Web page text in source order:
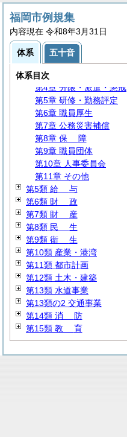
福岡市例規集
内容現在 令和8年3月31日
体系 五十音
体系目次
第2類 議会・選挙・監査
第3類 行政一般
第4類人 事
第1章定 員
第2章任用
第3章
第4章 分限・派遣・懲戒
第5章 研修・勤務評定
第6章 職員厚生
第7章 公務災害補償
第8章 保 障
第9章 職員団体
第10章 人事委員会
第11章 その他
第5類 給 与
第6類 財 政
第7類 財 産
第8類 民 生
第9類 衛 生
第10類 産業・港湾
第11類 都市計画
第12類 土木・建築
第13類 水道事業
第13類の2 交通事業
第14類 消 防
第15類 教 育